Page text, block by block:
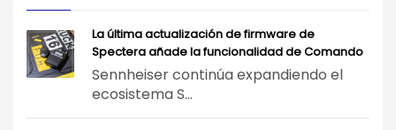
La última actualización de firmware de
Spectera añade la funcionalidad de Comando
Sennheiser continúa expandiendo el
ecosistema S...